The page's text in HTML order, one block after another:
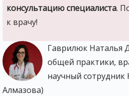
консультацию специалиста.
к врачу!
Гаврилюк Наталья
общей практики,
научный
Алмазова)